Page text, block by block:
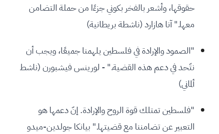
حقوقها، وأشعر بالفخر بكوني جزءًا من حملة التضامن
معها." آنا هازارد (ناشطة بريطانية)
"الصمود والإرادة في فلسطين يلهمنا جميعًا، ويجب أن
نتّحد في دعم هذه القضية." - لورينس فيشبورن (ناشط
ألماني)
"فلسطين تمتلك قوة الروح والإرادة. إنّ دعمها هو
التعبير عن تضامننا مع قضيتها." بيانكا جولدين-ميدو